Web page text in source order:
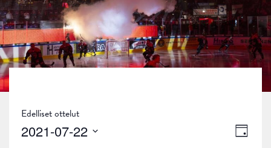
Edelliset ottelut
Päivä
2021-07-22